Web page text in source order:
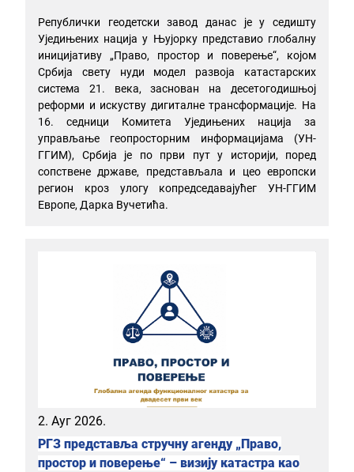
Републички геодетски завод данас је у седишту
Уједињених нација у Њујорку представио глобалну
иницијативу „Право, простор и поверење“, којом
Србија свету нуди модел развоја катастарских
система 21. века, заснован на десетогодишњој
реформи и искуству дигиталне трансформације. На
16. седници Комитета Уједињених нација за
управљање геопросторним информацијама (УН-
ГГИМ), Србија је по први пут у историји, поред
сопствене државе, представљала и цео европски
регион кроз улогу копредседавајућег УН-ГГИМ
Европе, Дарка Вучетића.
2. Ауг 2026.
РГЗ представља стручну агенду „Право,
простор и поверење“ – визију катастра као